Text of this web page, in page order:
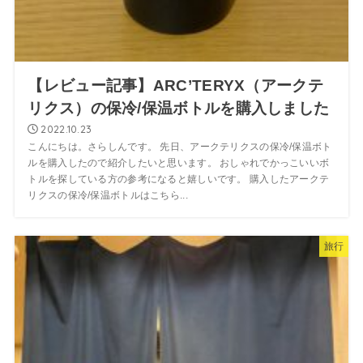
【レビュー記事】ARC’TERYX（アークテ
リクス）の保冷/保温ボトルを購入しました
2022.10.23
こんにちは。さらしんです。 先日、アークテリクスの保冷/保温ボト
ルを購入したので紹介したいと思います。 おしゃれでかっこいいボ
トルを探している方の参考になると嬉しいです。 購入したアークテ
リクスの保冷/保温ボトルはこちら...
旅行